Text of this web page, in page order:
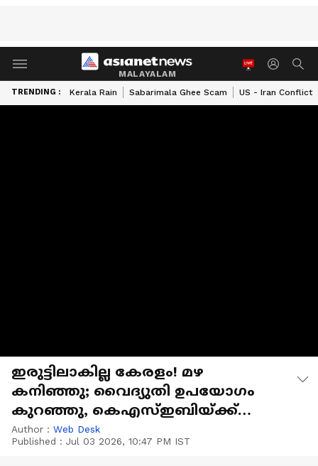
MALAYALAM
TRENDING : Kerala Rain Sabarimala Ghee Scam US - Iran Conflict
ഇരുട്ടിലാകില്ല കേരളം! മഴ
കനിഞ്ഞു; വൈദ്യുതി ഉപയോഗം
കുറഞ്ഞു, കെഎസ്ഇബിയ്ക്ക്
താൽക്കാലിക ആശ്വാസം
Author : Web Desk
Published : Jul 03 2026, 10:47 PM IST